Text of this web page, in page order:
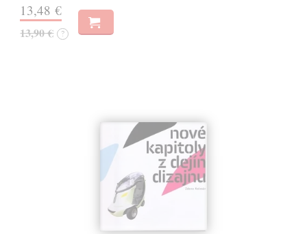
13,48 €
13,90 € ?